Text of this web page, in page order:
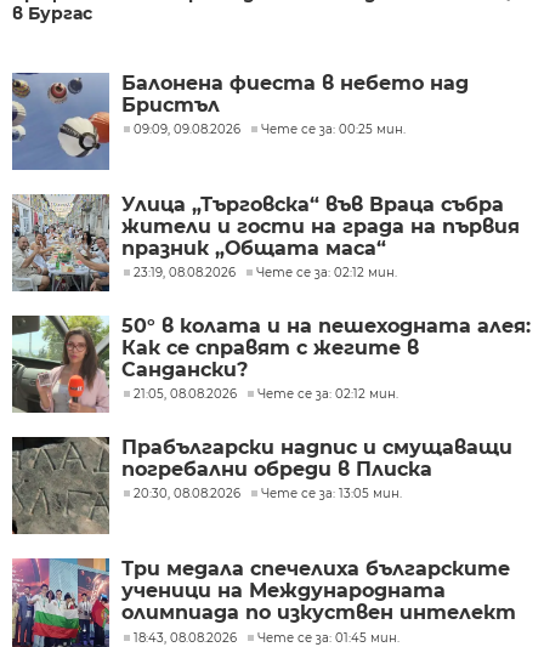
в Бургас
Балонена фиеста в небето над
Бристъл
09:09, 09.08.2026 Чете се за: 00:25 мин.
Улица „Търговска“ във Враца събра
жители и гости на града на първия
празник „Общата маса“
23:19, 08.08.2026 Чете се за: 02:12 мин.
50° в колата и на пешеходната алея:
Как се справят с жегите в
Сандански?
21:05, 08.08.2026 Чете се за: 02:12 мин.
Прабългарски надпис и смущаващи
погребални обреди в Плиска
20:30, 08.08.2026 Чете се за: 13:05 мин.
Три медала спечелиха българските
ученици на Международната
олимпиада по изкуствен интелект
в Казахстан
18:43, 08.08.2026 Чете се за: 01:45 мин.